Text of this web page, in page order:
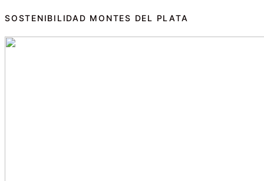
SOSTENIBILIDAD MONTES DEL PLATA